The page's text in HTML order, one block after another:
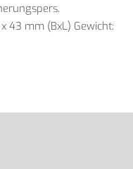
43 mm (BxL) Gewicht: